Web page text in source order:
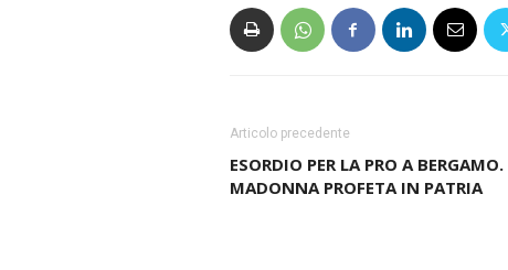
Articolo precedente
ESORDIO PER LA PRO A BERGAMO.
MADONNA PROFETA IN PATRIA